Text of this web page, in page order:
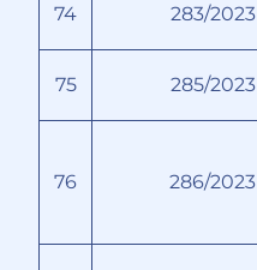
74 283/2023
75 285/2023
76 286/2023